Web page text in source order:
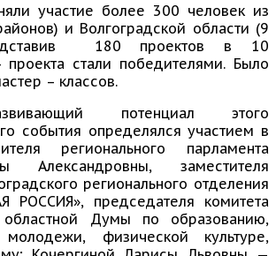
участие более 300 человек из
и Волгоградской области (9
180 проектов в 10
проекта стали победителями. Было
– классов.
потенциал этого
события определялся участием в
регионального парламента
Александровны, заместителя
регионального отделения
РОССИЯ», председателя комитета
областной Думы по образованию,
физической культуре,